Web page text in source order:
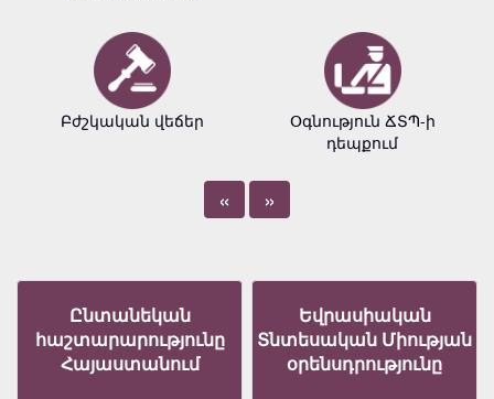
Բժշկական վեճեր
Օգնություն ՃՏՊ-ի
դեպքում
« »
Ընտանեկան
հաշտարարությունը
Հայաստանում
Եվրասիական
Տնտեսական Միության
օրենսդրությունը